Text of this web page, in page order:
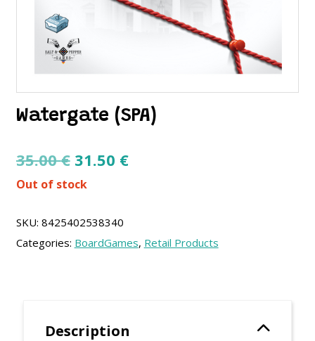
Watergate (SPA)
35.00€ Original
price
35.00 €.
31.50 €Current
Out of stock
SKU: 8425402538340
Categories: BoardGames, Retail Products
Description